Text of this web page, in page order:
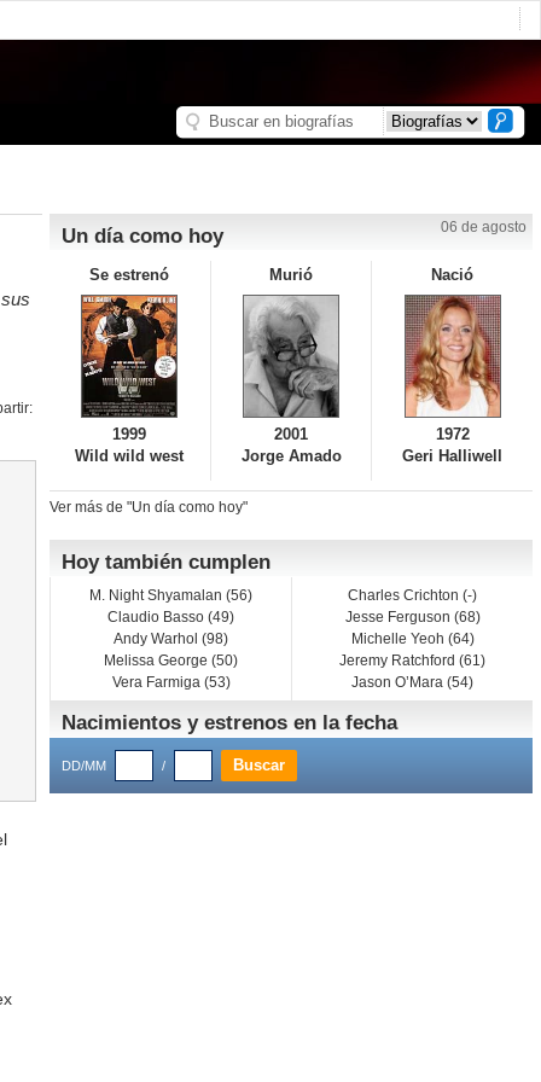
Un día como hoy 06 de agosto
Se estrenó
1999
Wild wild west
Murió
2001
Jorge Amado
Nació
1972
Geri Halliwell
Ver más de "Un día como hoy"
Hoy también cumplen
M. Night Shyamalan (56)
Claudio Basso (49)
Andy Warhol (98)
Melissa George (50)
Vera Farmiga (53)
Charles Crichton (-)
Jesse Ferguson (68)
Michelle Yeoh (64)
Jeremy Ratchford (61)
Jason O’Mara (54)
Nacimientos y estrenos en la fecha
DD/MM /